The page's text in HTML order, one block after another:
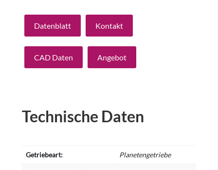
Datenblatt Kontakt
CAD Daten Angebot
Technische Daten
Getriebeart: Planetengetriebe